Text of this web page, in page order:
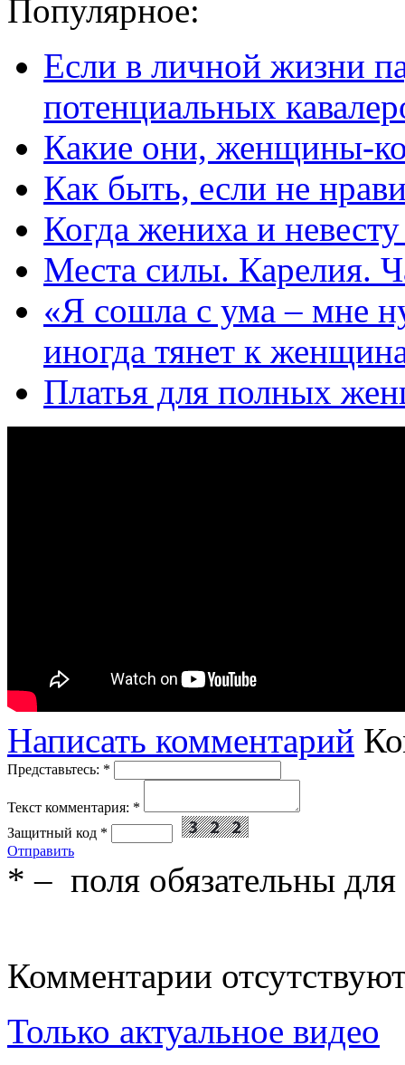
Популярное:
Если в личной жизни
потенциальных
Какие они, женщины-
Как быть, если не
Когда жениха и
Места силы. Карелия.
«Я сошла с ума – мне
иногда тянет к
Платья для полных
Написать комментарий
Представьтесь: *
Текст комментария: *
Защитный код *
Отправить
* – поля обязательны для
Комментарии
Только актуальное видео